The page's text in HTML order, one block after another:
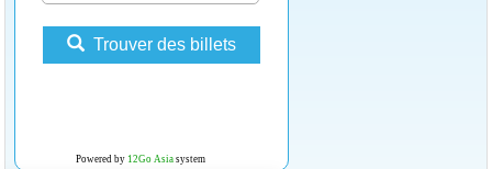
Trouver des billets
Powered by 12Go Asiasystem